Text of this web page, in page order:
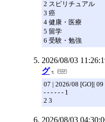
2 スピリチュアル
3 癌
4 健康・医療
5 留学
6 受験・勉強
2026/08/03
グ
07 | 2026/08 [GO]| 09
- - - - - - 1
2 3
2026/08/03